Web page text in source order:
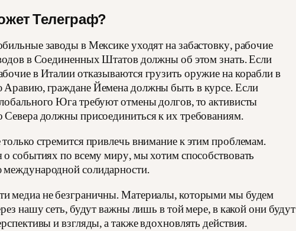
Телеграф?
заводы в Мексике уходят на забастовку, рабочие
в Соединенных Штатов должны об этом знать. Если
в Италии отказываются грузить оружие на корабли в
Аравию, граждане Йемена должны быть в курсе. Если
Юга требуют отмены долгов, то активисты
Севера должны присоединиться к их требованиям.
только стремится привлечь внимание к этим проблемам.
о событиях по всему миру, мы хотим способствовать
солидарности.
медиа не безграничны. Материалы, которыми мы будем
нашу сеть, будут важны лишь в той мере, в какой они будут
и взгляды, а также вдохновлять действия.